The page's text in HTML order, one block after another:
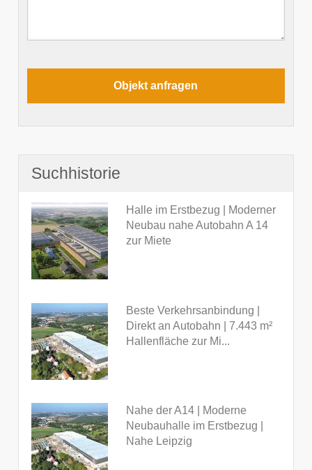
Suchhistorie
Halle im Erstbezug | Moderner
Neubau nahe Autobahn A 14
zur Miete
Beste Verkehrsanbindung |
Direkt an Autobahn | 7.443 m²
Hallenfläche zur Mi...
Nahe der A14 | Moderne
Neubauhalle im Erstbezug |
Nahe Leipzig